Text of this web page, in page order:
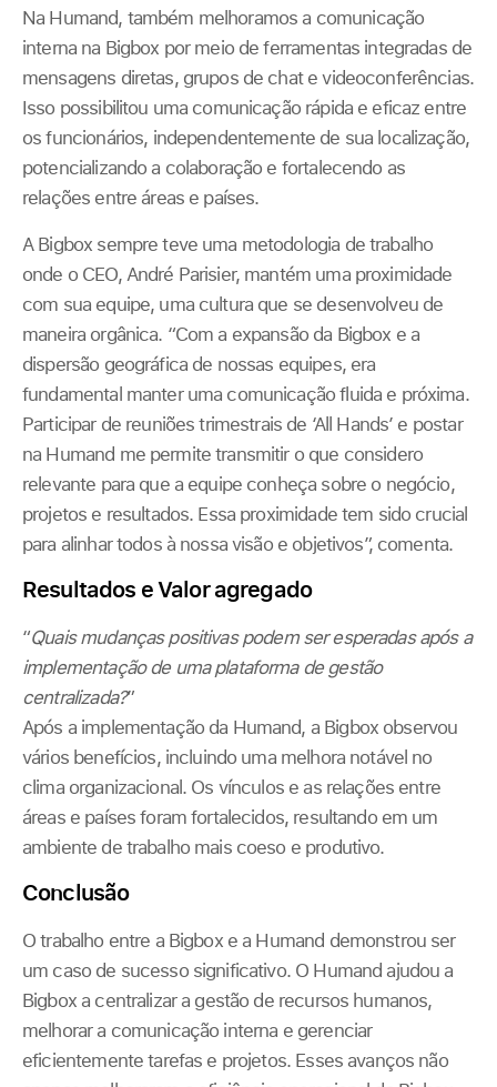
Na Humand, também melhoramos a comunicação
interna na Bigbox por meio de ferramentas integradas de
mensagens diretas, grupos de chat e videoconferências.
Isso possibilitou uma comunicação rápida e eficaz entre
os funcionários, independentemente de sua localização,
potencializando a colaboração e fortalecendo as
relações entre áreas e países.
A Bigbox sempre teve uma metodologia de trabalho
onde o CEO, André Parisier, mantém uma proximidade
com sua equipe, uma cultura que se desenvolveu de
maneira orgânica. “Com a expansão da Bigbox e a
dispersão geográfica de nossas equipes, era
fundamental manter uma comunicação fluida e próxima.
Participar de reuniões trimestrais de ‘All Hands’ e postar
na Humand me permite transmitir o que considero
relevante para que a equipe conheça sobre o negócio,
projetos e resultados. Essa proximidade tem sido crucial
para alinhar todos à nossa visão e objetivos”, comenta.
Resultados e Valor agregado
“Quais mudanças positivas podem ser esperadas após a
implementação de uma plataforma de gestão
centralizada?”
Após a implementação da Humand, a Bigbox observou
vários benefícios, incluindo uma melhora notável no
clima organizacional. Os vínculos e as relações entre
áreas e países foram fortalecidos, resultando em um
ambiente de trabalho mais coeso e produtivo.
Conclusão
O trabalho entre a Bigbox e a Humand demonstrou ser
um caso de sucesso significativo. O Humand ajudou a
Bigbox a centralizar a gestão de recursos humanos,
melhorar a comunicação interna e gerenciar
eficientemente tarefas e projetos. Esses avanços não